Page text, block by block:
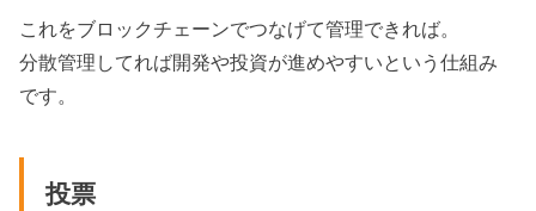
これをブロックチェーンでつなげて管理できれば。
分散管理してれば開発や投資が進めやすいという仕組み
です。
投票